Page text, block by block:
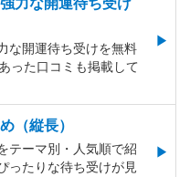
な開運待ち受けを無料
った口コミも掲載して
（縦長）
テーマ別・人気順で紹
ったりな待ち受けが見